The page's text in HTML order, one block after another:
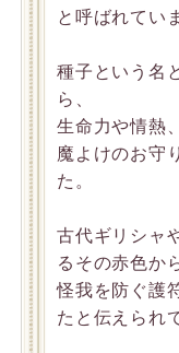
と呼ばれてい
種子という名
ら、
生命力や情熱
魔よけのお守
た。
古代ギリシャ
るその赤色か
怪我を防ぐ護
たと伝えられ